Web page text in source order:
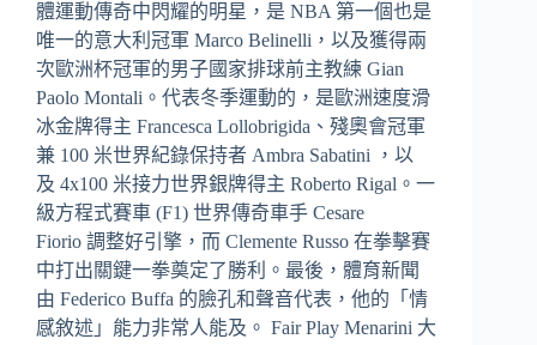
體運動傳奇中閃耀的明星，是 NBA 第一個也是
唯一的意大利冠軍 Marco Belinelli，以及獲得兩
次歐洲杯冠軍的男子國家排球前主教練 Gian
Paolo Montali。代表冬季運動的，是歐洲速度滑
冰金牌得主 Francesca Lollobrigida、殘奧會冠軍
兼 100 米世界紀錄保持者 Ambra Sabatini ，以
及 4x100 米接力世界銀牌得主 Roberto Rigal。一
級方程式賽車 (F1) 世界傳奇車手 Cesare
Fiorio 調整好引擎，而 Clemente Russo 在拳擊賽
中打出關鍵一拳奠定了勝利。最後，體育新聞
由 Federico Buffa 的臉孔和聲音代表，他的「情
感敘述」能力非常人能及。 Fair Play Menarini 大